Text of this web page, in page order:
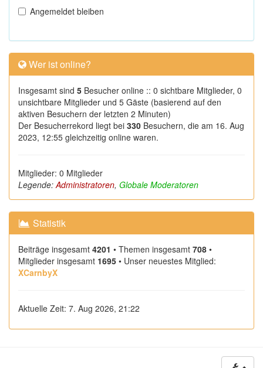
Angemeldet bleiben
Wer ist online?
Insgesamt sind 5 Besucher online :: 0 sichtbare Mitglieder, 0
unsichtbare Mitglieder und 5 Gäste (basierend auf den
aktiven Besuchern der letzten 2 Minuten)
Der Besucherrekord liegt bei 330 Besuchern, die am 16. Aug
2023, 12:55 gleichzeitig online waren.
Mitglieder: 0 Mitglieder
Legende:Administratoren, Globale Moderatoren
Statistik
Beiträge insgesamt 4201 • Themen insgesamt 708 •
Mitglieder insgesamt 1695 • Unser neuestes Mitglied:
XCarnbyX
Aktuelle Zeit: 7. Aug 2026, 21:22